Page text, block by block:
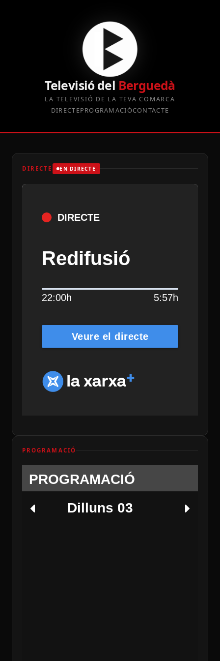
Televisió del Berguedà
LA TELEVISIÓ DE LA TEVA COMARCA
DIRECTEPROGRAMACIÓCONTACTE
DIRECTE EN DIRECTE
DIRECTE
Redifusió
22:00h 5:57h
Veure el directe
PROGRAMACIÓ
PROGRAMACIÓ
Dilluns 03